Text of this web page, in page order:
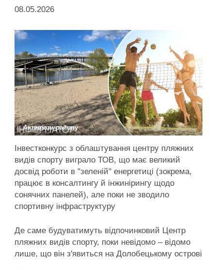
08.05.2026
Активісти району
Інвестконкурс з облаштування центру пляжних
видів спорту виграло ТОВ, що має великий
досвід роботи в "зеленій" енергетиці (зокрема,
працює в консалтингу й інжинірингу щодо
сонячних панелей), але поки не зводило
спортивну інфраструктуру
Де саме будуватимуть відпочинковий Центр
пляжних видів спорту, поки невідомо – відомо
лише, що він з'явиться на Долобецькому острові